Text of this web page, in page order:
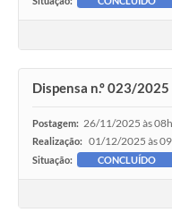
Dispensa n.º 023/
Postagem: 26/11/2025 às
Realização: 01/12/2025 às
Situação: CONCLUÍDO